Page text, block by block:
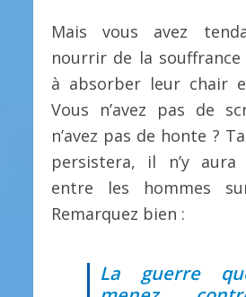
Mais vous avez
nourrir de la souffrance
à absorber leur chair
Vous n’avez pas de
n’avez pas de honte ?
persistera, il n’y
entre les hommes
Remarquez bien :
La guerre